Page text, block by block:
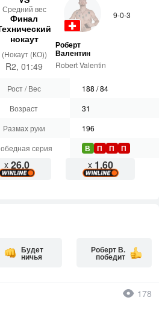
Сред­ний вес
Финал
нокаут
(Нокаут (КО))
R2, 01:49
9-0-3
Роберт
Валентин
Robert Valentin
Рост / Вес
Возраст
Размах руки
серия
188 /84
31
196
В П П П
x 26.0 x 1.60
Будет
ничья
Роберт В.
победит
178